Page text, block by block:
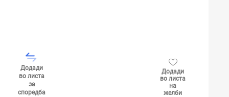
Додади
во листа
за
споредба
Додади
во листа
на
желби